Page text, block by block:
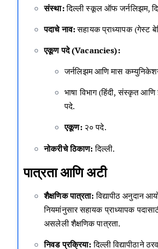
संस्था:दिल्ली स्कूल ऑफ जर्नलिझम,
पदाचे नाव:सहायक प्राध्यापक (गेस्ट
एकूण पदे (Vacancies):
जर्नलिझम आणि मास
भाषा विभाग (हिंदी, संस्कृत
पदे.
एकूण:२० पदे.
नोकरीचे ठिकाण:दिल्ली.
पात्रता आणि अटी
शैक्षणिक पात्रता:विद्यापीठ अनुदान
नियमांनुसार सहायक प्राध्यापक
असलेली शैक्षणिक पात्रता.
निवड प्रक्रिया:दिल्ली विद्यापीठाने